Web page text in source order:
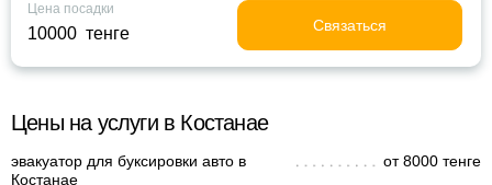
Цена посадки
10000 тенге Связаться
Цены на услуги в Костанае
эвакуатор для буксировки авто в
Костанае
от 8000 тенге